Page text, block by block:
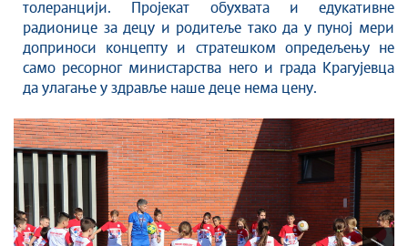
толеранцији. Пројекат обухвата и едукативне
радионице за децу и родитеље тако да у пуној мери
доприноси концепту и стратешком опредељењу не
само ресорног министарства него и града Крагујевца
да улагање у здравље наше деце нема цену.